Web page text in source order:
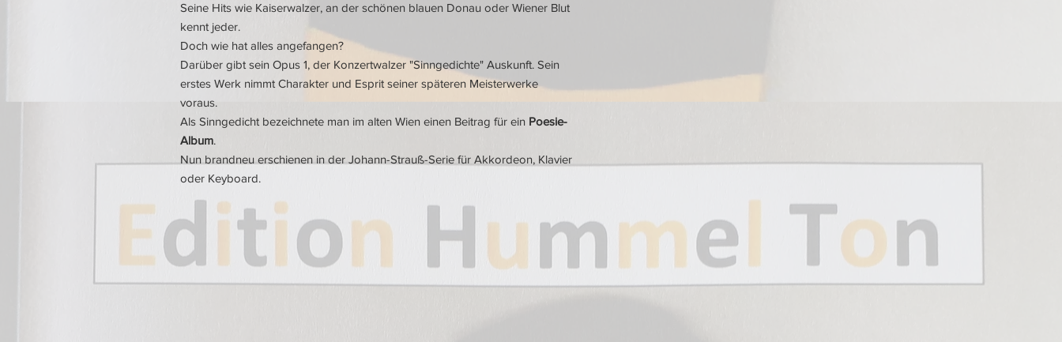
Seine Hits wie Kaiserwalzer, an der schönen blauen Donau oder Wiener Blut
kennt jeder.
Doch wie hat alles angefangen?
Darüber gibt sein Opus 1, der Konzertwalzer "Sinngedichte" Auskunft. Sein
erstes Werk nimmt Charakter und Esprit seiner späteren Meisterwerke
voraus.
Als Sinngedicht bezeichnete man im alten Wien einen Beitrag für ein Poesie-
Album.
Nun brandneu erschienen in der Johann-Strauß-Serie für Akkordeon, Klavier
oder Keyboard.